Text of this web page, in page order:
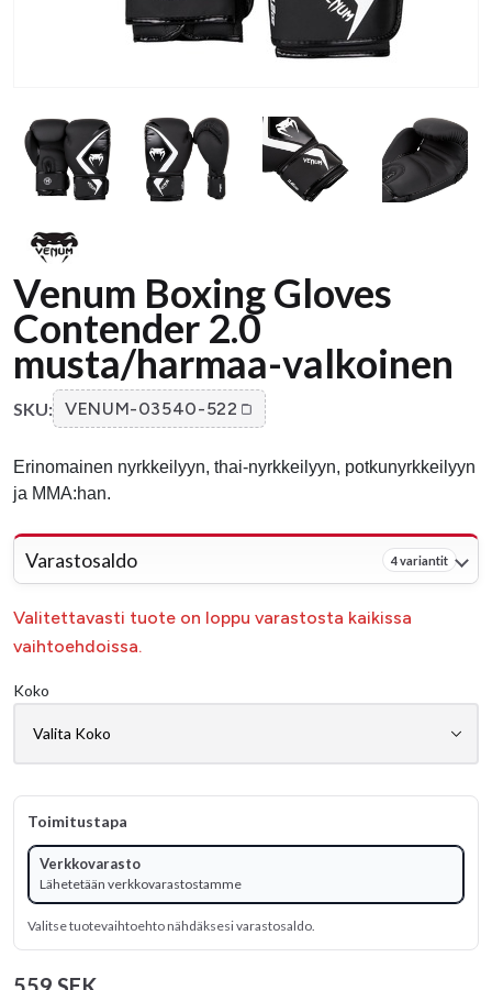
Venum Boxing Gloves
Contender 2.0
musta/harmaa-valkoinen
SKU: VENUM-03540-522
Erinomainen nyrkkeilyyn, thai-nyrkkeilyyn, potkunyrkkeilyyn
ja MMA:han.
Varastosaldo 4 variantit
Valitettavasti tuote on loppu varastosta kaikissa
vaihtoehdoissa.
Koko
Toimitustapa
Verkkovarasto
Lähetetään verkkovarastostamme
Valitse tuotevaihtoehto nähdäksesi varastosaldo.